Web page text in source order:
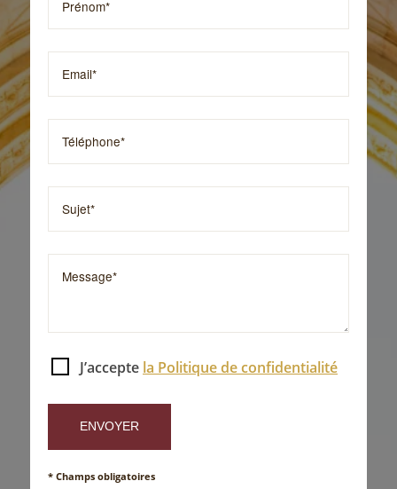
J’accepte la Politique de confidentialité
* Champs obligatoires